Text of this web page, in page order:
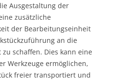
Ausgestaltung der
zusätzliche
der Bearbeitungseinheit
an die
schaffen. Dies kann eine
Werkzeuge ermöglichen,
freier transportiert und